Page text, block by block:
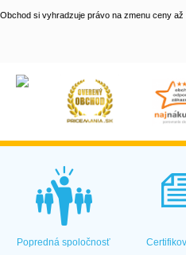
Obchod si vyhradzuje právo na zmenu ceny
Popredná spoločnosť